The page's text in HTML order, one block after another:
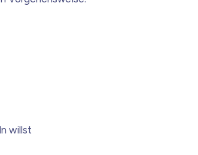
willst